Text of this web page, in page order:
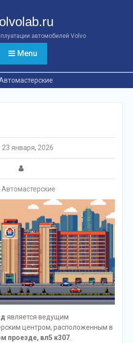
автомобилей Volvo
Menu
23 января, 2026
Автомастерские
является ведущим
центром, расположенным в
проезде, вл5 к307.